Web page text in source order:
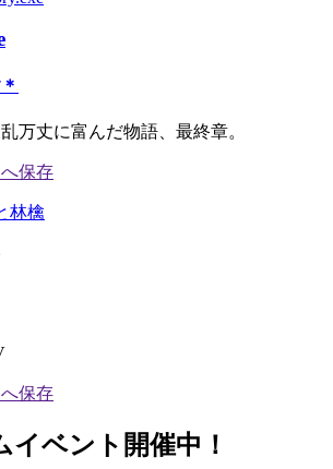
万丈に富んだ物語、最終章。
イベント開催中！